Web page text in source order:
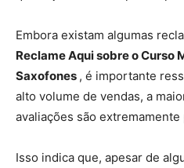
Embora existam algumas
Reclame Aqui sobre o Curso
Saxofones , é importante
alto volume de vendas, a
avaliações são
Isso indica que, apesar de